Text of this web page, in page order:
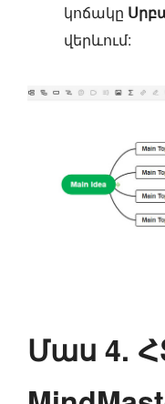
կոճակը
վերևում:
Մաս 4.